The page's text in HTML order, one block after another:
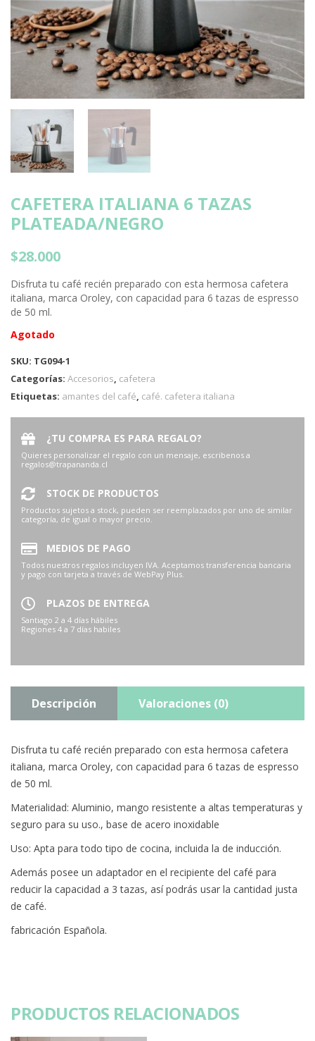
CAFETERA ITALIANA 6 TAZAS
PLATEADA/NEGRO
$28.000
Disfruta tu café recién preparado con esta hermosa cafetera
italiana, marca Oroley, con capacidad para 6 tazas de espresso
de 50 ml.
Agotado
SKU: TG094-1
Categorías: Accesorios cafetera
Etiquetas: amantes del café café. cafetera italiana
¿TU COMPRA ES PARA REGALO?
Quieres personalizar el regalo con un mensaje, escribenos a
regalos@trapananda.cl
STOCK DE PRODUCTOS
Productos sujetos a stock, pueden ser reemplazados por uno de similar
categoría, de igual o mayor precio.
MEDIOS DE PAGO
Todos nuestros regalos incluyen IVA. Aceptamos transferencia bancaria
y pago con tarjeta a través de WebPay Plus.
PLAZOS DE ENTREGA
Santiago 2 a 4 días hábiles
Regiones 4 a 7 días habiles
Descripción Valoraciones (0)
Disfruta tu café recién preparado con esta hermosa cafetera
italiana, marca Oroley, con capacidad para 6 tazas de espresso
de 50 ml.
Materialidad: Aluminio, mango resistente a altas temperaturas y
seguro para su uso., base de acero inoxidable
Uso: Apta para todo tipo de cocina, incluida la de inducción.
Además posee un adaptador en el recipiente del café para
reducir la capacidad a 3 tazas, así podrás usar la cantidad justa
de café.
fabricación Española.
PRODUCTOS RELACIONADOS